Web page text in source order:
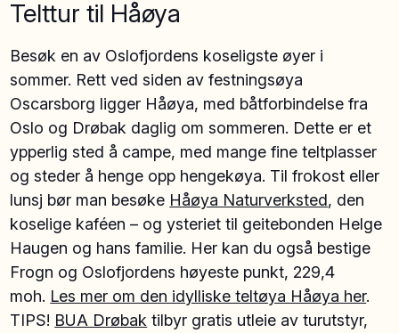
Telttur til Håøya
Besøk en av Oslofjordens koseligste øyer i
sommer. Rett ved siden av festningsøya
Oscarsborg ligger Håøya, med båtforbindelse fra
Oslo og Drøbak daglig om sommeren. Dette er et
ypperlig sted å campe, med mange fine teltplasser
og steder å henge opp hengekøya. Til frokost eller
lunsj bør man besøke Håøya Naturverksted, den
koselige kaféen – og ysteriet til geitebonden Helge
Haugen og hans familie. Her kan du også bestige
Frogn og Oslofjordens høyeste punkt, 229,4
moh. Les mer om den idylliske teltøya Håøya her.
TIPS! BUA Drøbak tilbyr gratis utleie av turutstyr,